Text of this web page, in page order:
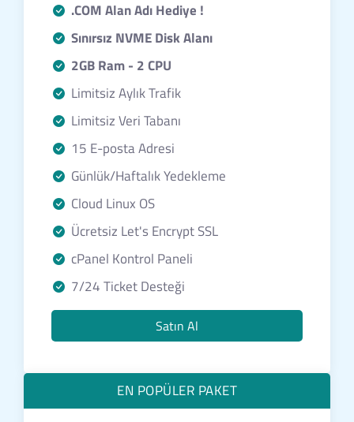
.COM Alan Adı Hediye !
Sınırsız NVME Disk Alanı
2GB Ram - 2 CPU
Limitsiz Aylık Trafik
Limitsiz Veri Tabanı
15 E-posta Adresi
Günlük/Haftalık Yedekleme
Cloud Linux OS
Ücretsiz Let's Encrypt SSL
cPanel Kontrol Paneli
7/24 Ticket Desteği
Satın Al
EN POPÜLER PAKET